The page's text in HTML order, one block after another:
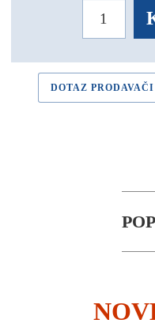
DOTAZ PRODAVAČI